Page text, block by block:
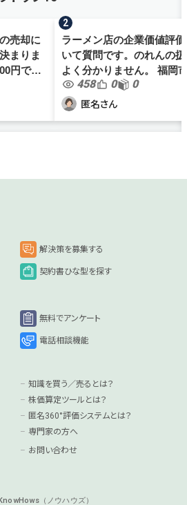
売却に
まりま
円で間
、当社
為、正
ラーメン店の企業価値評
いて質問です。のれんの
よく分かりません。 福岡市内で
ラーメン店を1店舗経営し
す（個人事業主）。年商
1名、アルバイト4名です
458 0 0
匿名さん
解決策を募集する
契約書ひな型を探す
無料でアンケート
電話相談機能
知識を買う／売るとは？
株価算定ツールとは？
匿名360°評価システムとは？
専門家の方へ
お問い合わせ
（ノウハウズ）